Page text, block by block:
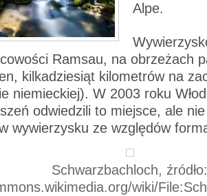
Alpe.
Ramsau, na obrzeżach
kilkadziesiąt kilometrów na
niemieckiej). W 2003 roku
odwiedzili to miejsce, ale nie
wywierzysku ze względów
Schwarzbachloch, źródło:
wiki/